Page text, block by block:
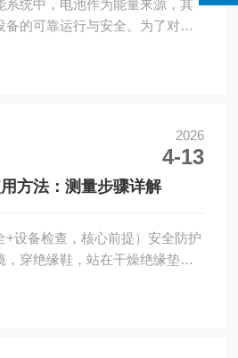
系统中，电池作为能量来源，其
备的可靠运行与安全。为了对电
来说，这是一种用于测量电池内
量这个参数，使用者可以了解电
是依赖电压这类基础信息。那
些方面呢？在电池生产过程中，
验。同一批次的电池，其内...
2026
4-13
方法：测量步骤详解
+设备检查，核心前提）安全防护
，穿绝缘鞋，站在干燥绝缘垫
路。测量时保持单手操作，另一